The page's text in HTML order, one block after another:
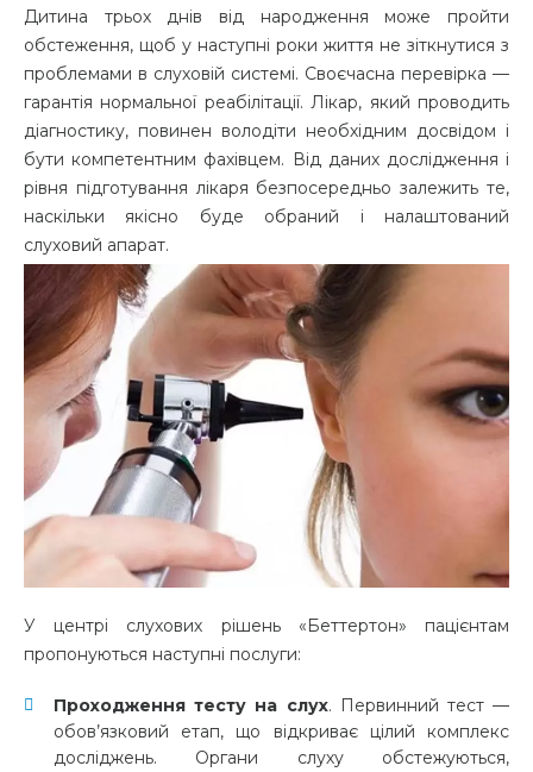
Дитина трьох днів від народження може пройти
обстеження, щоб у наступні роки життя не зіткнутися з
проблемами в слуховій системі. Своєчасна перевірка —
гарантія нормальної реабілітації. Лікар, який проводить
діагностику, повинен володіти необхідним досвідом і
бути компетентним фахівцем. Від даних дослідження і
рівня підготування лікаря безпосередньо залежить те,
наскільки якісно буде обраний і налаштований
слуховий апарат.
У центрі слухових рішень «Беттертон» пацієнтам
пропонуються наступні послуги:
Проходження тесту на слух. Первинний тест —
обов’язковий етап, що відкриває цілий комплекс
досліджень. Органи слуху обстежуються,